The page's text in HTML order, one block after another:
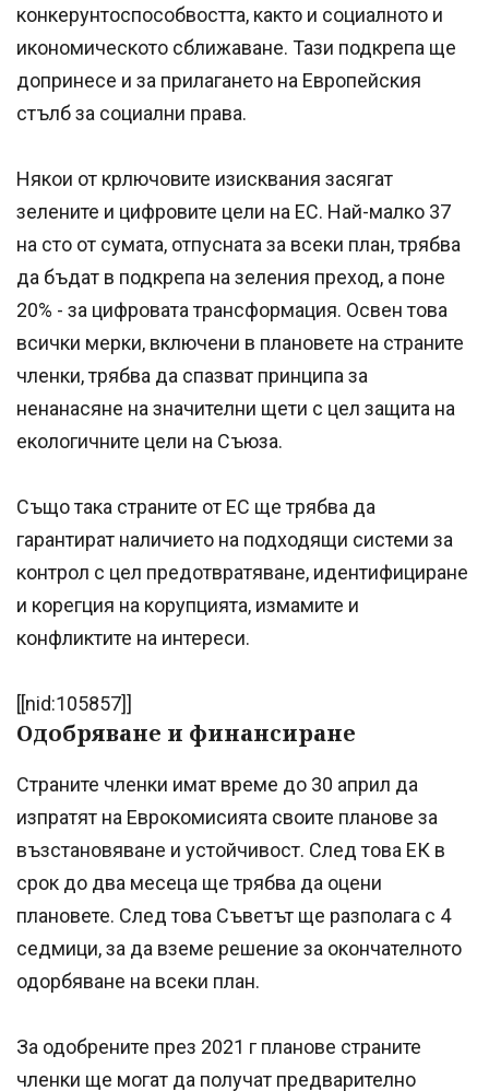
конкерунтоспособвостта, както и социалното и
икономическото сближаване. Тази подкрепа ще
допринесе и за прилагането на Европейския
стълб за социални права.
Някои от крлючовите изисквания засягат
зелените и цифровите цели на ЕС. Най-малко 37
на сто от сумата, отпусната за всеки план, трябва
да бъдат в подкрепа на зеления преход, а поне
20% - за цифровата трансформация. Освен това
всички мерки, включени в плановете на страните
членки, трябва да спазват принципа за
ненанасяне на значителни щети с цел защита на
екологичните цели на Съюза.
Също така страните от ЕС ще трябва да
гарантират наличието на подходящи системи за
контрол с цел предотвратяване, идентифициране
и корегция на корупцията, измамите и
конфликтите на интереси.
[[nid:105857]]
Одобряване и финансиране
Страните членки имат време до 30 април да
изпратят на Еврокомисията своите планове за
възстановяване и устойчивост. След това ЕК в
срок до два месеца ще трябва да оцени
плановете. След това Съветът ще разполага с 4
седмици, за да вземе решение за окончателното
одорбяване на всеки план.
За одобрените през 2021 г планове страните
членки ще могат да получат предварително